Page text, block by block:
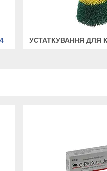
УСТАТКУВАННЯ ДЛЯ